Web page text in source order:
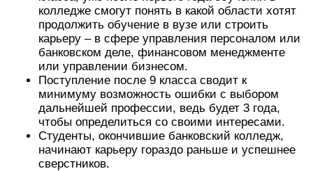
колледже смогут понять в какой области хотят
продолжить обучение в вузе или строить
карьеру – в сфере управления персоналом или
банковском деле, финансовом менеджменте
или управлении бизнесом.
Поступление после 9 класса сводит к
минимуму возможность ошибки с выбором
дальнейшей профессии, ведь будет 3 года,
чтобы определиться со своими интересами.
Студенты, окончившие банковский колледж,
начинают карьеру гораздо раньше и успешнее
сверстников.